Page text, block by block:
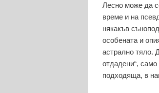
Лесно може да
време и на
някакъв
особената и
астрално тяло.
отдадени“,
подходяща, в